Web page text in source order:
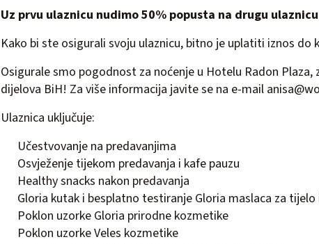
Uz prvu ulaznicu nudimo 50% popusta na drugu
Kako bi ste osigurali svoju ulaznicu, bitno je uplatiti iznos do
Osigurale smo pogodnost za noćenje u Hotelu Radon Plaza,
dijelova BiH! Za više informacija javite se na e-mail
Ulaznica uključuje:
Učestvovanje na predavanjima
Osvježenje tijekom predavanja i kafe pauzu
Healthy snacks nakon predavanja
Gloria kutak i besplatno testiranje Gloria maslaca za
Poklon uzorke Gloria prirodne kozmetike
Poklon uzorke Veles kozmetike